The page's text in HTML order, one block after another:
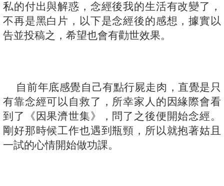
私的付出與解惑，念經後我的生活有改變了，
不再是黑白片，以下是念經後的感想，據實以
告並投稿之，希望也會有勸世效果。
自前年底感覺自己有點行屍走肉，直覺是只
有靠念經可以自救了，所幸家人的因緣際會看
到了《因果濟世集》，問了之後便開始念經。
剛好那時候工作也遇到瓶頸，所以就抱著姑且
一試的心情開始做功課。